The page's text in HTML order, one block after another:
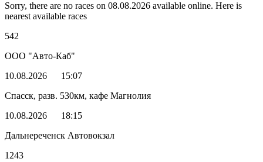
Sorry, there are no races on 08.08.2026 available online. Here is
nearest available races
542
ООО "Авто-Каб"
10.08.2026
15:07
Спасск, разв. 530км, кафе Магнолия
10.08.2026
18:15
Дальнереченск Автовокзал
1243